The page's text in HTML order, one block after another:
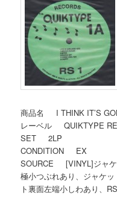
商品名 I THINK IT’S
レーベル QUIKTYPE
SET 2LP
CONDITION EX
SOURCE [VINYL]ジャケ
極小つぶれあり、ジャケ
ト裏面左端小しわあり、